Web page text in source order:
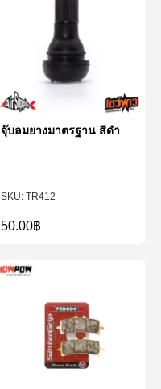
TR412
จุ๊บลมยางมาตรฐาน สีดำ
50.00฿